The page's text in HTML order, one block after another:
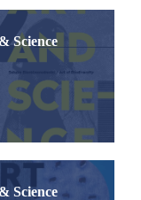
Science
Science